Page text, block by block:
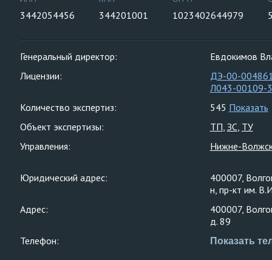
3442054456 344201001 1023402644979
Генеральный директор:
Евдокимов
Лицензии:
ДЭ-00-
Л043-00109-
Количество экспертиз:
545 Показать
Объект экспертизы:
ТП ЗС ТУ
Управления:
Нижне-
Юридический адрес:
400007,
н, пр-кт им.
Адрес:
400007,
д. 89
Телефон:
Показать